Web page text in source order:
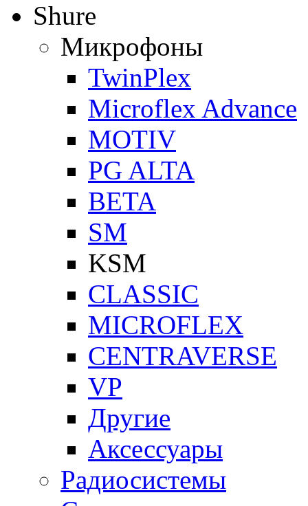
Shure
Микрофоны
TwinPlex
Microflex Advance
MOTIV
PG ALTA
BETA
SM
KSM
CLASSIC
MICROFLEX
CENTRAVERSE
VP
Другие
Аксессуары
Радиосистемы